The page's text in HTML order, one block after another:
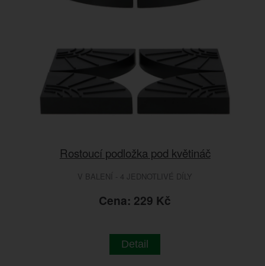
Rostoucí podložka pod květináč
V BALENÍ - 4 JEDNOTLIVÉ DÍLY
Cena: 229 Kč
Detail